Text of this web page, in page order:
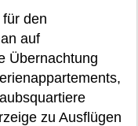
den
auf
Übernachtung
zu Ausflügen